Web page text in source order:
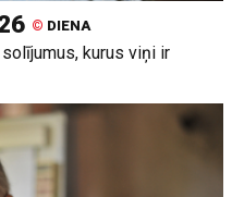
© DIENA
kurus viņi ir